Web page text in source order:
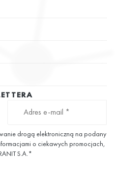
drogą elektroniczną na podany
o ciekawych promocjach,
S.A.*